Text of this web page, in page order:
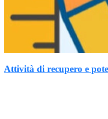
Attività di recupero e